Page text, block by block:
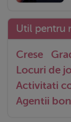
Util pentru
Crese
Locuri de
Activitati
Agentii